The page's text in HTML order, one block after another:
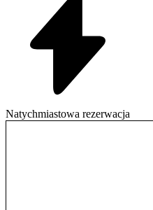
Natychmiastowa rezerwacja